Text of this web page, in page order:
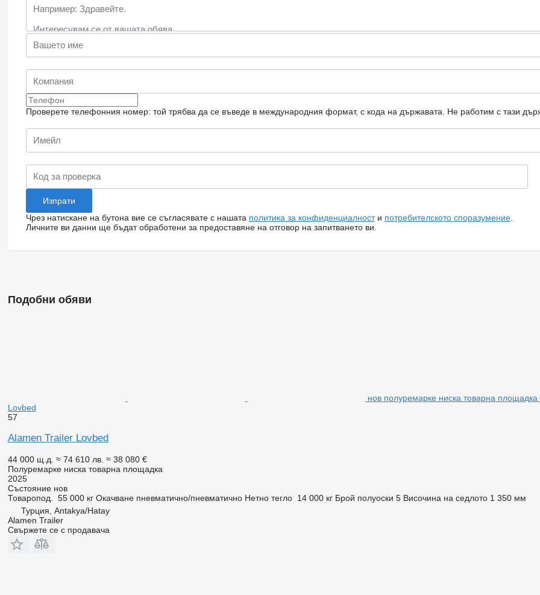
Проверете телефонния номер: той трябва да се въведе в международния формат, с кода на държавата. Не работим с тази
Чрез натискане на бутона вие се съгласявате с нашата политика за конфиденциалности потребителското споразумение.
Личните ви данни ще бъдат обработени за предоставяне на отговор на запитването ви.
Подобни обяви
нов полуремарке ниска товарна
Lovbed
57
Alamen Trailer Lovbed
44 000 щ.д. ≈ 74 610 лв. ≈ 38 080 €
Полуремарке ниска товарна площадка
2025
Състояниенов
Товаропод.
55 000 кг Окачване пневматично/пневматично Нетно тегло 14 000 кг Брой полуоски 5 Височина на седлото 1 350 мм
Турция, Antakya/Hatay
Alamen Trailer
Свържете се с продавача